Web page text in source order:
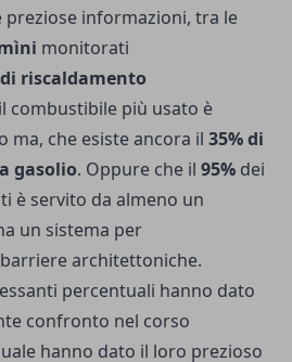
informazioni, tra le
monitorati
riscaldamento
combustibile più usato è
ma, che esiste ancora il 35% di
gasolio. Oppure che il 95% dei
è servito da almeno un
un sistema per
architettoniche.
percentuali hanno dato
confronto nel corso
hanno dato il loro prezioso